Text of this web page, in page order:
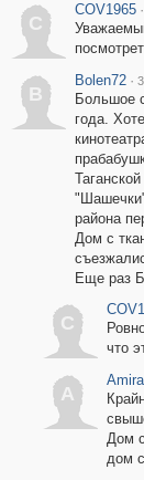
C
COV1965 ·
B
Bolen72 ·
Большое
года.
района
Дом с
Еще раз
C
что
A
Дом
дом